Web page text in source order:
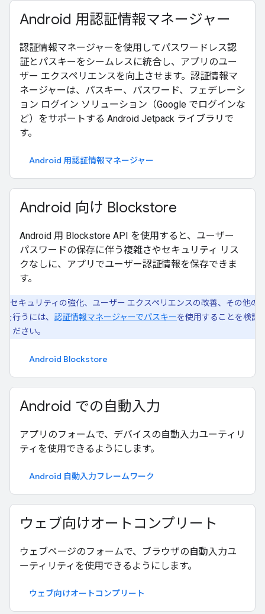
Android 用認証情報マネージャー
認証情報マネージャーを使用してパスワードレス認
証とパスキーをシームレスに統合し、アプリのユー
ザー エクスペリエンスを向上させます。認証情報マ
ネージャーは、パスキー、パスワード、フェデレーシ
ョン ログイン ソリューション（Google でログインな
ど）をサポートする Android Jetpack ライブラリで
す。
Android 用認証情報マネージャー
Android 向け Blockstore
Android 用 Blockstore API を使用すると、ユーザー
パスワードの保存に伴う複雑さやセキュリティ リス
クなしに、アプリでユーザー認証情報を保存できま
す。
セキュリティの強化、ユーザー エクスペリエンスの改善、その他の
を行うには、 認証情報マネージャーでパスキーを使用することを検討
ください。
Android Blockstore
Android での自動入力
アプリのフォームで、デバイスの自動入力ユーティリ
ティを使用できるようにします。
Android 自動入力フレームワーク
ウェブ向けオートコンプリート
ウェブページのフォームで、ブラウザの自動入力ユ
ーティリティを使用できるようにします。
ウェブ向けオートコンプリート